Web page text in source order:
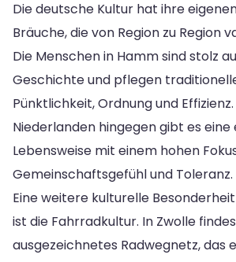
Die deutsche Kultur hat ihre
Bräuche, die von Region zu Region
Die Menschen in Hamm sind stolz
Geschichte und pflegen
Pünktlichkeit, Ordnung und
Niederlanden hingegen gibt es
Lebensweise mit einem hohen
Gemeinschaftsgefühl und Toleranz.
Eine weitere kulturelle
ist die Fahrradkultur. In Zwolle
ausgezeichnetes Radwegnetz, das